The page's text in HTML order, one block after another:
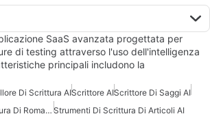
SaaS avanzata progettata per
di testing attraverso l'uso dell'intelligenza
principali includono la
Di Scrittura AIScrittore AIScrittore Di Saggi AI
Miglior Software Di Scrittura Di Romanzi AI Strumenti Di Scrittura Di Articoli AI